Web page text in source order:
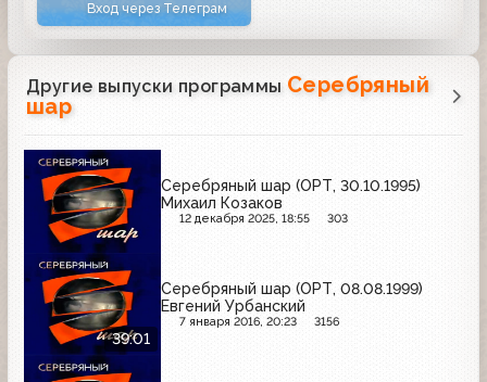
Вход через Телеграм
Другие выпуски программы Серебряный
шар
Серебряный шар (ОРТ, 30.10.1995)
Михаил Козаков
12 декабря 2025, 18:55 303
39:01
Серебряный шар (ОРТ, 08.08.1999)
Евгений Урбанский
7 января 2016, 20:23 3156